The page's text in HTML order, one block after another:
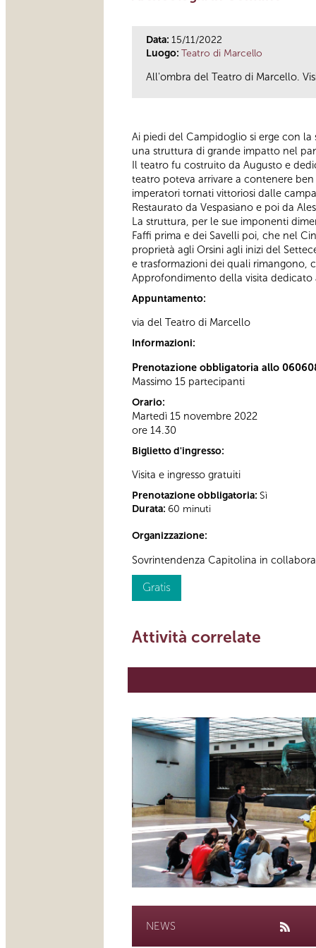
Data: 15/11/2022
Luogo: Teatro di Marcello
All'ombra del Teatro di Marcello.
Ai piedi del Campidoglio si erge con
una struttura di grande impatto nel
Il teatro fu costruito da Augusto e
teatro poteva arrivare a contenere
imperatori tornati vittoriosi dalle
Restaurato da Vespasiano e poi da
La struttura, per le sue imponenti
Faffi prima e dei Savelli poi, che nel
proprietà agli Orsini agli inizi del
e trasformazioni dei quali rimangono,
Approfondimento della visita dedicato
Appuntamento:
via del Teatro di Marcello
Informazioni:
Prenotazione obbligatoria allo
Massimo 15 partecipanti
Orario:
Martedì 15 novembre 2022
ore 14.30
Biglietto d'ingresso:
Visita e ingresso gratuiti
Prenotazione obbligatoria: Sì
Durata: 60 minuti
Organizzazione:
Sovrintendenza Capitolina in
Gratis
Attività correlate
NEWS